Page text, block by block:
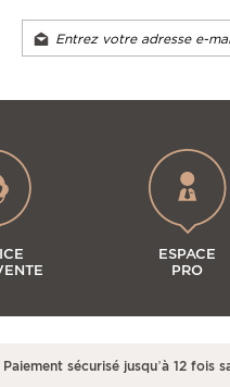
ESPACE
PRO
Paiement sécurisé jusqu’à 12 fois